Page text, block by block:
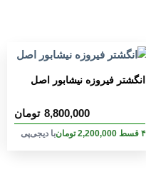
انگشتر فیروزه نیشابور اصل
8,800,000 تومان
۴ قسط 2,200,000 تومانبا دیجی‌پی